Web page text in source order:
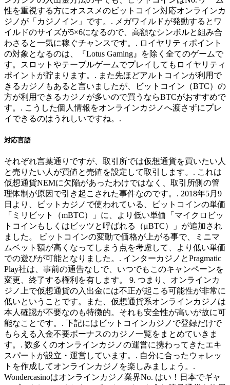
性を重視する方にオススメのビットコイン対応オンラインカ
ジノが「カジノイン」です。. メガワイルドが発動するとワ
イルドのサイズが5×6になるので、高額なシンボルと組み合
わさると一気に稼ぐチャンスです。. ロイヤリティポイント
の対象となるのは、『Lotus Gaming』を除く全てのゲームで
す。スロットやテーブルゲームでプレイしてもロイヤリティ
ポイントが貯まります。. また先ほどアルトコインが利用で
きるカジノもあると言いましたが、ビットコイン（BTC）の
方が利用できるカジノが多いので買うならBTCがおすすめで
す。. こうした個人情報をオンラインカジノへ渡さずにプレ
イできるのはうれしいですね。.
対応言語
それぞれ言葉通りですが、取引所では仮想通貨を買いたい人
と売りたい人が買値と売値を設定して取引します。. これは
仮想通貨NEMに欠陥があったわけではなく、取引所側の管
理体制が原因で引き起こされた事件なのです。. 2018年5月9
日より、ビットカジノで使われている、ビットコインの単価
「ミリビット（mBTC）」に、より低い単価「マイクロビッ
トコインもしくはビッツと呼ばれる（μBTC）」が追加され
ました。 ビットコインの変動で価格が上がる事で、ミニマ
ムベット額が高くなってしまう点を考慮して、より低い単価
での遊びが可能となりました。. インターカジノとPragmatic
Play社は、事前の通告なしで、いつでもこのキャンペーンを
変更、終了する権利を有します。 9. つまり、オンラインカ
ジノ上で仮想通貨の入出金には不正が起こる可能性が非常に
低いということです。また、仮想通貨系オンラインカジノは
本人確認が不要なのも特徴的。それも安全性が高いが故に可
能なことです。. 下記にはビットコインカジノで登録だけで
もらえる入金不要ボーナスのカジノ一覧をまとめていきま
す。. 数多くのオンラインカジノの運営に携わってきたエキ
スパートが設立・運営しています。. 自分に合ったウォレッ
トを作成してオンラインカジノを楽しみましょう。.
Wondercasinoはオンラインカジノ業界No. はい！日本でギャ